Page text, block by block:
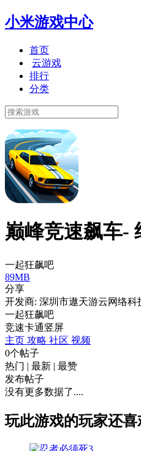
小米游戏中心
首页
云游戏
排行
分类
巅峰竞速飙车-
一起狂飙吧
89MB
分享
开发商: 深圳市遨天游云网络科
一起狂飙吧
竞速卡通竖屏
主页 攻略 社区 视频
0个帖子
热门 | 最新 | 最赞
发布帖子
没有更多数据了....
玩此游戏的玩家还喜